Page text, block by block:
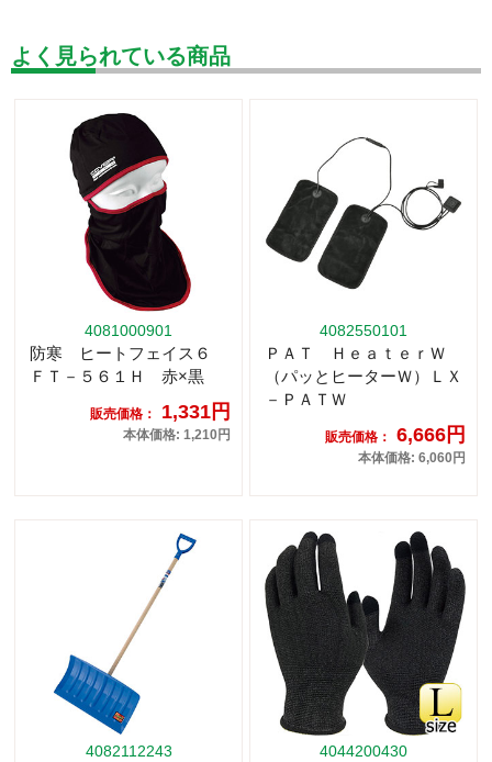
よく見られている商品
4081000901
防寒 ヒートフェイス６
ＦＴ－５６１Ｈ 赤×黒
販売価格： 1,331円
本体価格: 1,210円
4082550101
ＰＡＴ ＨｅａｔｅｒＷ
（パッとヒーターＷ）ＬＸ
－ＰＡＴＷ
販売価格： 6,666円
本体価格: 6,060円
4082112243 4044200430